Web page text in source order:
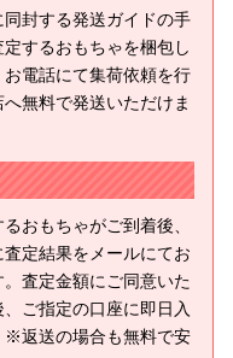
封する発送ガイドの手
するおもちゃを梱包し
電話にて集荷依頼を行
無料で発送いただけま
おもちゃがご到着後、
査定結果をメールにてお
査定金額にご同意いた
ご指定の口座に即日入
※返送の場合も無料で安